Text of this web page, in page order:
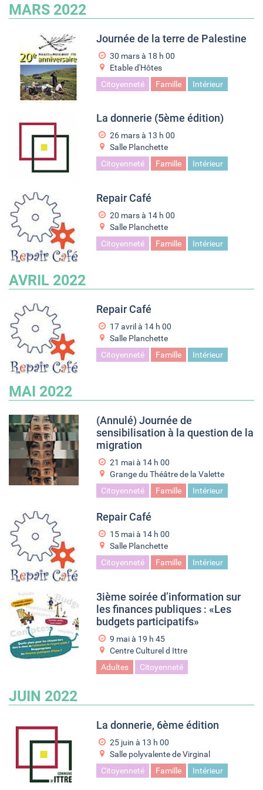
MARS 2022
Journée de la terre de Palestine
30 mars à 18 h 00
Etable d'Hôtes
Citoyenneté
Famille Intérieur
La donnerie (5ème édition)
26 mars à 13 h 00
Salle Planchette
Citoyenneté
Famille Intérieur
Repair Café
20 mars à 14 h 00
Salle Planchette
Citoyenneté
Famille Intérieur
AVRIL 2022
Repair Café
17 avril à 14 h 00
Salle Planchette
Citoyenneté
Famille Intérieur
MAI 2022
(Annulé) Journée de
sensibilisation à la question de la
migration
21 mai à 14 h 00
Grange du Théâtre de la Valette
Citoyenneté
Famille Intérieur
Repair Café
15 mai à 14 h 00
Salle Planchette
Citoyenneté
Famille Intérieur
3ième soirée d’information sur
les finances publiques : «Les
budgets participatifs»
9 mai à 19 h 45
Centre Culturel d Ittre
Adultes
Citoyenneté
JUIN 2022
La donnerie, 6ème édition
25 juin à 13 h 00
Salle polyvalente de Virginal
Citoyenneté
Famille Intérieur